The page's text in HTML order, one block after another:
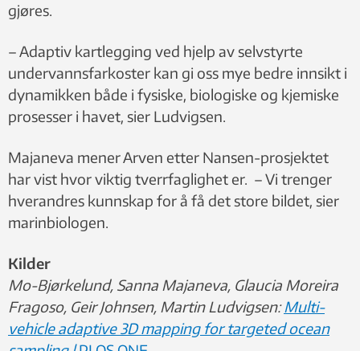
gjøres.
– Adaptiv kartlegging ved hjelp av selvstyrte
undervannsfarkoster kan gi oss mye bedre innsikt i
dynamikken både i fysiske, biologiske og kjemiske
prosesser i havet, sier Ludvigsen.
Majaneva mener Arven etter Nansen-prosjektet
har vist hvor viktig tverrfaglighet er. – Vi trenger
hverandres kunnskap for å få det store bildet, sier
marinbiologen.
Kilder
Mo-Bjørkelund, Sanna Majaneva, Glaucia Moreira
Fragoso, Geir Johnsen, Martin Ludvigsen:Multi-
vehicle adaptive 3D mapping for targeted ocean